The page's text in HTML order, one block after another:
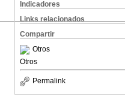
Indicadores
Links relacionados
Compartir
Otros
Otros
Permalink